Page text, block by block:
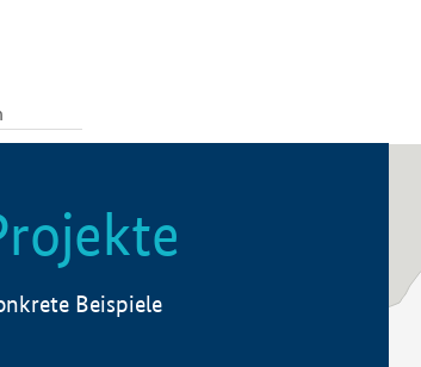
Beispiele